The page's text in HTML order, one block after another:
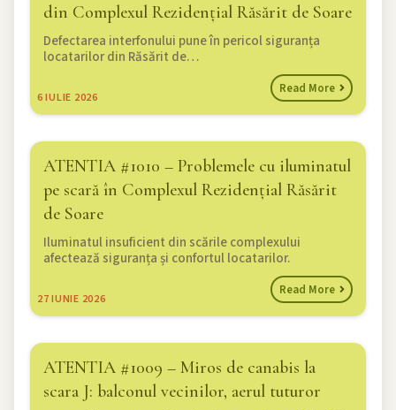
din Complexul Rezidențial Răsărit de Soare
6 IULIE 2026
Defectarea interfonului pune în pericol siguranța
locatarilor din Răsărit de…
Read More
ATENTIA #1010 – Problemele cu iluminatul
pe scară în Complexul Rezidențial Răsărit
de Soare
27IUNIE 2026
Iluminatul insuficient din scările complexului
afectează siguranța și confortul locatarilor.
Read More
ATENTIA #1009 – Miros de canabis la
scara J: balconul vecinilor, aerul tuturor